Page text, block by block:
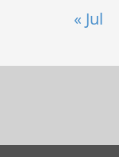
« Jul